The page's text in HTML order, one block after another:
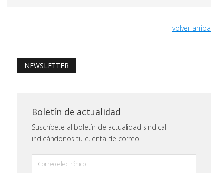
volver arriba
NEWSLETTER
Boletín de actualidad
Suscríbete al boletín de actualidad sindical
indicándonos tu cuenta de correo